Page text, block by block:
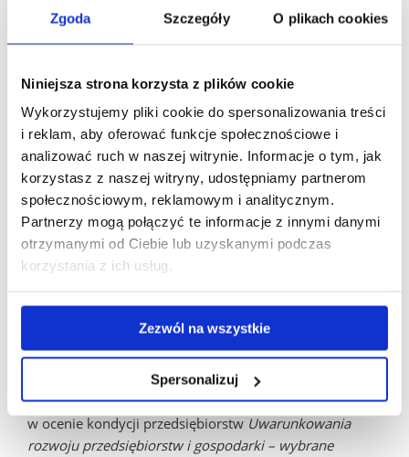
Zgoda Szczegóły O plikach cookies
Niniejsza strona korzysta z plików cookie
Wykorzystujemy pliki cookie do spersonalizowania treści
i reklam, aby oferować funkcje społecznościowe i
analizować ruch w naszej witrynie. Informacje o tym, jak
korzystasz z naszej witryny, udostępniamy partnerom
społecznościowym, reklamowym i analitycznym.
Partnerzy mogą połączyć te informacje z innymi danymi
otrzymanymi od Ciebie lub uzyskanymi podczas
korzystania z ich usług.
Zezwól na wszystkie
Spersonalizuj
Resources Policy,
Volume 80, 103190, s. 1-11,
https://doi.org/10.1016/j.resourpol.2022.103190,
Umer Shahzad, Kamel Si Mohammed, Sunil Tiwari,
Nakonieczny Joanna, Nesterowicz Renata, (2023).
Connectedness between geopolitical risk, financial
instability indices and precious metals markets: Novel
findings from Russia Ukraine conflict perspective,
Resources Policy, Volume 80, 103190, s. 1-11,
https://doi.org/10.1016/j.resourpol.2022.103190
Nesterowicz R., Nakonieczny J., (2022). Znaczenie oceny
upadłości przedsiębiorstw na przykładzie branży górniczo-
18-30, ISSN: 2083-3296, DOI: 10.24917/20833296.181.2.
Nesterowicz R., (2022). Analiza finansowa i jej znaczenie
w ocenie kondycji przedsiębiorstw Uwarunkowania
rozwoju przedsiębiorstw i gospodarki – wybrane